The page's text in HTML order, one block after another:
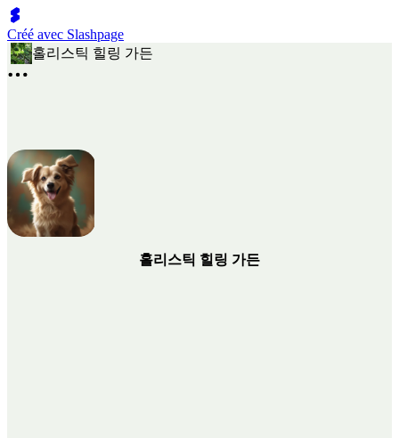
Créé avec Slashpage
홀리스틱 힐링 가든
홀리스틱 힐링 가든